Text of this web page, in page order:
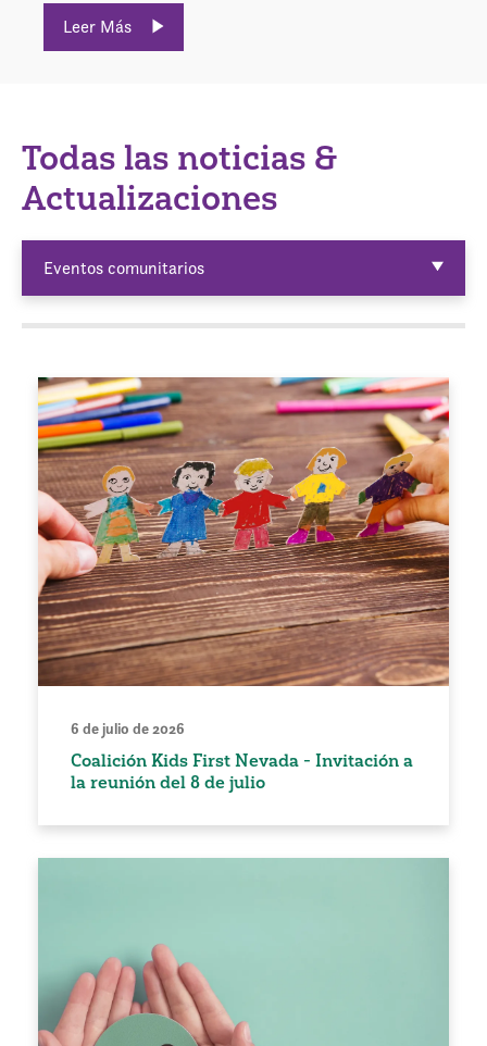
Leer Más
Todas las noticias &
Actualizaciones
Eventos comunitarios
6 de julio de 2026
Coalición Kids First Nevada - Invitación a
la reunión del 8 de julio